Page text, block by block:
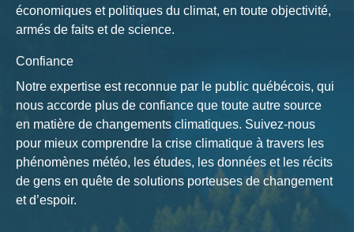
économiques et politiques du climat, en toute objectivité,
armés de faits et de science.
Confiance
Notre expertise est reconnue par le public québécois, qui
nous accorde plus de confiance que toute autre source
en matière de changements climatiques. Suivez-nous
pour mieux comprendre la crise climatique à travers les
phénomènes météo, les études, les données et les récits
de gens en quête de solutions porteuses de changement
et d’espoir.